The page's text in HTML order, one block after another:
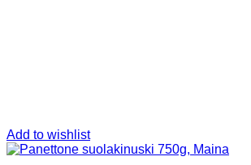
Add to wishlist